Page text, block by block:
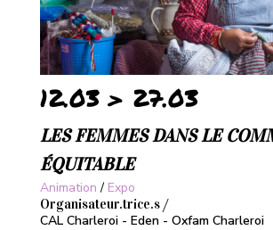
12.03 > 27.03
LES FEMMES DANS LE
ÉQUITABLE
Animation / Expo
Organisateur.trice.s /
CAL Charleroi - Eden - Oxfam Charleroi